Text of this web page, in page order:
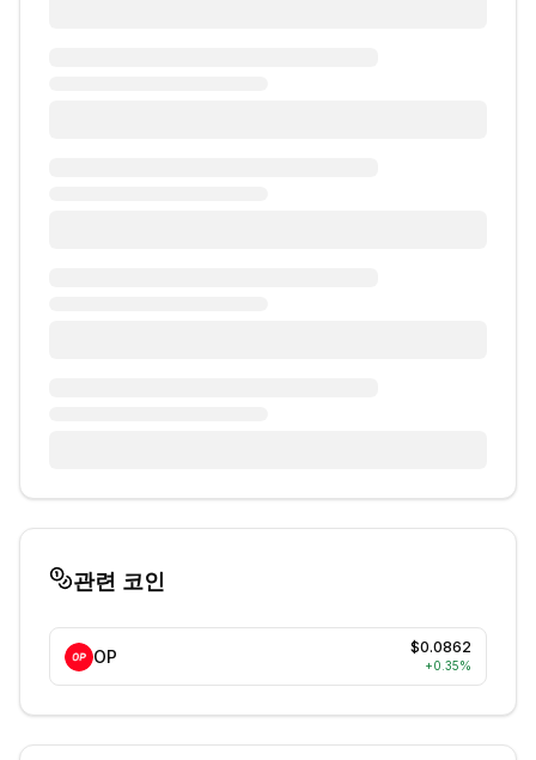
관련 코인
OP $0.0862
+0.35%